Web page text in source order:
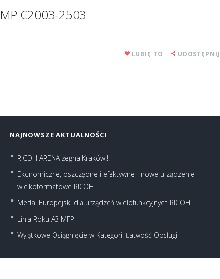
MP C2003-2503
LUBIĘ TO UDOSTĘPNIJ
NAJNOWSZE AKTUALNOŚCI
RICOH ARENA żegna Kraków!!!
Ekonomiczne, oszczędne i efektywne - nowe urządzenie
wielkoformatowe RICOH
Medal Europejski dla urządzeń wielofunkcyjnych RICOH
Linia Roku A3 MFP
Wyjątkowe Osiągnięcie w Kategorii Łatwość Obsługi